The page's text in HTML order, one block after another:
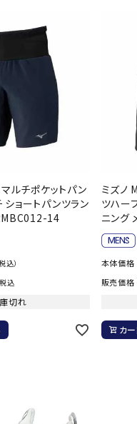
ア（ラグビー）
アクセサリー
ィットネス・ヨガ
ア
セサリー
フィットネスウェア
フィットネスシューズ
ウェア
レーニング・ジム/カジ
ルチポケットパン
ョートパンツラン
14
込）
税込
切れ
ミズノ
ツハー
ニング
本体価格
販売価格
カ